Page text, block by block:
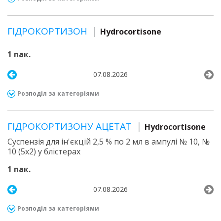
ГІДРОКОРТИЗОН Hydrocortisone
1 пак.
07.08.2026
Розподіл за категоріями
ГІДРОКОРТИЗОНУ АЦЕТАТ
Hydrocortisone
Суспензія для ін'єкцій 2,5 % по 2 мл в ампулі № 10, №
10 (5х2) у блістерах
1 пак.
07.08.2026
Розподіл за категоріями